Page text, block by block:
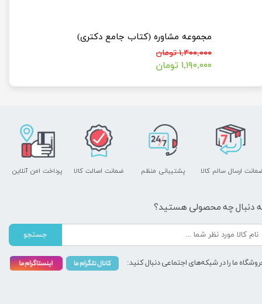
مجموعه مشاوره (کتاب جامع دکتری)
۱,۴۰۰,۰۰۰ تومان
۱,۱۹۰,۰۰۰ تومان
پشتیبانی منظم پرداخت امن آنلاین ارسال سالم کالا ضمانت اصالت کالا
دنبال چه محصولی هستید؟
جستجو
ما را در شبکه‌های اجتماعی دنبال کنید: